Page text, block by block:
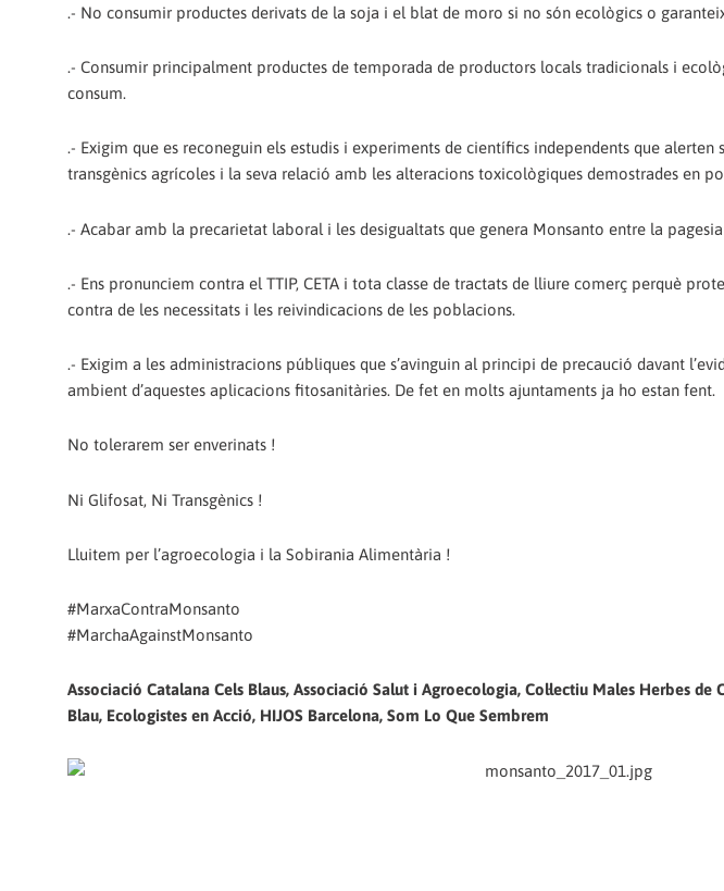
.- No consumir productes derivats de la soja i el blat de moro si no són ecològics o
.- Consumir principalment productes de temporada de productors locals tradicionals i
consum.
.- Exigim que es reconeguin els estudis i experiments de científics independents que
transgènics agrícoles i la seva relació amb les alteracions toxicològiques demostrades en
.- Acabar amb la precarietat laboral i les desigualtats que genera Monsanto entre la
.- Ens pronunciem contra el TTIP, CETA i tota classe de tractats de lliure comerç perquè
contra de les necessitats i les reivindicacions de les poblacions.
.- Exigim a les administracions públiques que s’avinguin al principi de precaució davant
ambient d’aquestes aplicacions fitosanitàries. De fet en molts ajuntaments ja ho estan fent.
No tolerarem ser enverinats !
Ni Glifosat, Ni Transgènics !
Lluitem per l’agroecologia i la Sobirania Alimentària !
#MarxaContraMonsanto
#MarchaAgainstMonsanto
Associació Catalana Cels Blaus, Associació Salut i Agroecologia, Col·lectiu Males Herbes de
Blau, Ecologistes en Acció, HIJOS Barcelona, Som Lo Que Sembrem